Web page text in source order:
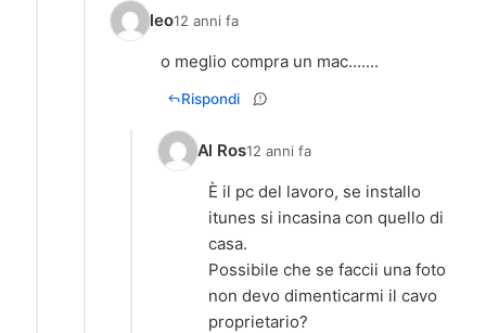
leo12 anni fa
o meglio compra un mac.......
Rispondi
Al Ros12 anni fa
È il pc del lavoro, se installo
itunes si incasina con quello di
casa.
Possibile che se faccii una foto
non devo dimenticarmi il cavo
proprietario?